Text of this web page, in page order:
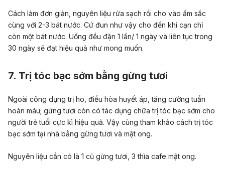
Cách làm đơn giản, nguyên liệu rửa sạch rồi cho vào ấm sắc
cùng với 2-3 bát nước. Cứ đun như vậy cho đến khi cạn chỉ
còn một bát nước. Uống đều đặn 1 lần/ 1 ngày và liên tục trong
30 ngày sẽ đạt hiệu quả như mong muốn.
7. Trị tóc bạc sớm bằng gừng tươi
Ngoài công dụng trị ho, điều hòa huyết áp, tăng cường tuần
hoàn máu; gừng tươi còn có tác dụng chữa trị tóc bạc sớm cho
người trẻ tuổi cực kì hiệu quả. Vậy cùng tham khảo cách trị tóc
bạc sớm tại nhà bằng gừng tươi và mật ong.
Nguyên liệu cần có là 1 củ gừng tươi, 3 thìa cafe mật ong.